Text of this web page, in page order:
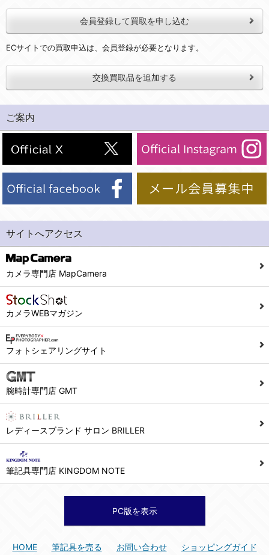
会員登録して買取を申し込む
ECサイトでの買取申込は、会員登録が必要となります。
交換買取品を追加する
ご案内
サイトへアクセス
カメラ専門店 MapCamera
カメラWEBマガジン
フォトシェアリングサイト
腕時計専門店 GMT
レディースブランド サロン BRILLER
筆記具専門店 KINGDOM NOTE
PC版を表示
HOME 筆記具を売る お問い合わせ ショッピングガイド